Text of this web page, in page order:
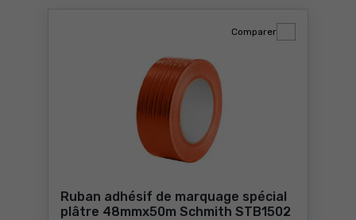
Ruban adhésif de marquage spécial
plâtre 48mmx50m Schmith STB1502
Comparer